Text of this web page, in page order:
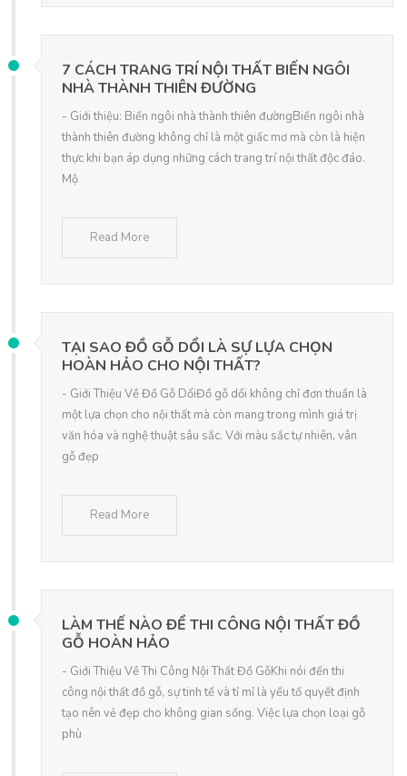
7 CÁCH TRANG TRÍ NỘI THẤT BIẾN NGÔI
NHÀ THÀNH THIÊN ĐƯỜNG
- Giới thiệu: Biến ngôi nhà thành thiên đườngBiến ngôi nhà
thành thiên đường không chỉ là một giấc mơ mà còn là hiện
thực khi bạn áp dụng những cách trang trí nội thất độc đáo.
Mộ
Read More
TẠI SAO ĐỒ GỖ DỔI LÀ SỰ LỰA CHỌN
HOÀN HẢO CHO NỘI THẤT?
- Giới Thiệu Về Đồ Gỗ DổiĐồ gỗ dổi không chỉ đơn thuần là
một lựa chọn cho nội thất mà còn mang trong mình giá trị
văn hóa và nghệ thuật sâu sắc. Với màu sắc tự nhiên, vân
gỗ đẹp
Read More
LÀM THẾ NÀO ĐỂ THI CÔNG NỘI THẤT ĐỒ
GỖ HOÀN HẢO
- Giới Thiệu Về Thi Công Nội Thất Đồ GỗKhi nói đến thi
công nội thất đồ gỗ, sự tinh tế và tỉ mỉ là yếu tố quyết định
tạo nên vẻ đẹp cho không gian sống. Việc lựa chọn loại gỗ
phù